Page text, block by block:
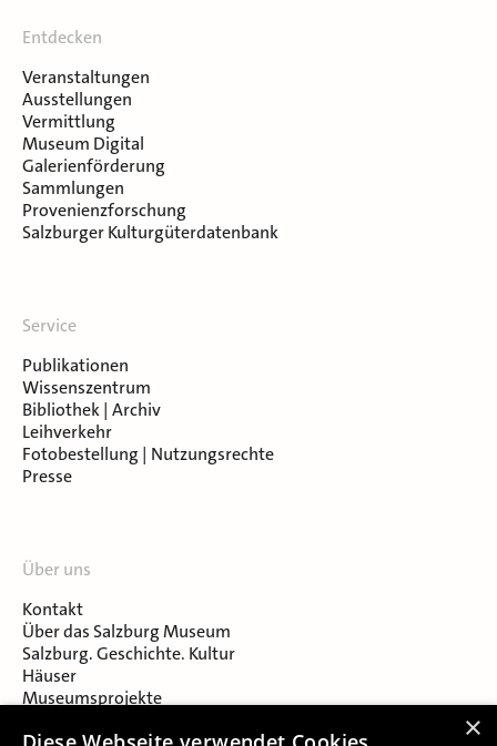
Entdecken
Veranstaltungen
Ausstellungen
Vermittlung
Museum Digital
Galerienförderung
Sammlungen
Provenienzforschung
Salzburger Kulturgüterdatenbank
Service
Publikationen
Wissenszentrum
Bibliothek | Archiv
Leihverkehr
Fotobestellung | Nutzungsrechte
Presse
Über uns
Kontakt
Über das Salzburg Museum
Salzburg. Geschichte. Kultur
Häuser
Museumsprojekte
×